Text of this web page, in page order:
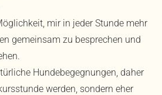
mir in jeder Stunde mehr
gemeinsam zu besprechen und
Hundebegegnungen, daher
werden, sondern eher